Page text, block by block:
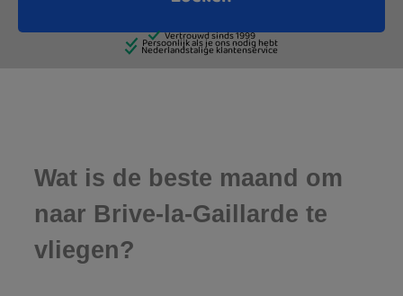
Wat is de beste maand om
naar Brive-la-Gaillarde te
vliegen?